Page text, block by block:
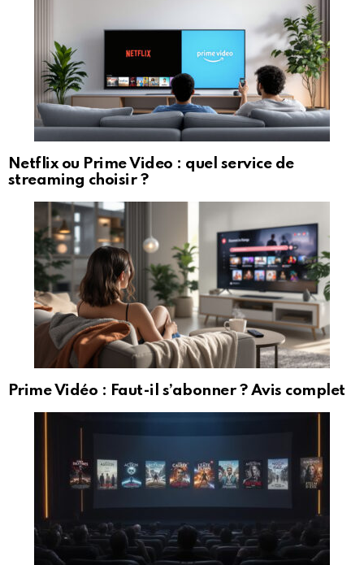
Netflix ou Prime Video : quel service de
streaming choisir ?
Prime Vidéo : Faut-il s’abonner ? Avis complet